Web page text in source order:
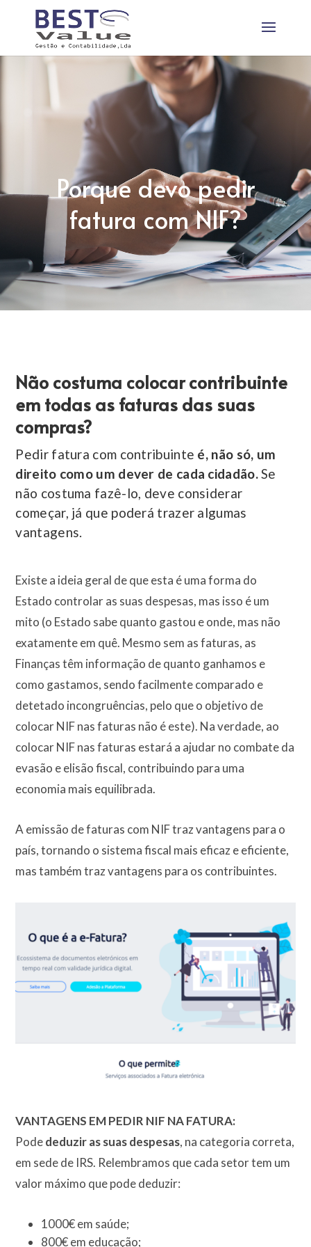
Porque devo pedir
fatura com NIF?
Não costuma colocar contribuinte
em todas as faturas das suas
compras?
Pedir fatura com contribuinte é, não só, um
direito como um dever de cada cidadão.Se
não costuma fazê-lo, deve considerar
começar, já que poderá trazer algumas
vantagens.
Existe a ideia geral de que esta é uma forma do
Estado controlar as suas despesas, mas isso é um
mito (o Estado sabe quanto gastou e onde, mas não
exatamente em quê. Mesmo sem as faturas, as
Finanças têm informação de quanto ganhamos e
como gastamos, sendo facilmente comparado e
detetado incongruências, pelo que o objetivo de
colocar NIF nas faturas não é este). Na verdade, ao
colocar NIF nas faturas estará a ajudar no combate da
evasão e elisão fiscal, contribuindo para uma
economia mais equilibrada.
A emissão de faturas com NIF traz vantagens para o
país, tornando o sistema fiscal mais eficaz e eficiente,
mas também traz vantagens para os contribuintes.
VANTAGENS EM PEDIR NIF NA FATURA:
Podededuzir as suas despesas, na categoria correta,
em sede de IRS. Relembramos que cada setor tem um
valor máximo que pode deduzir:
1000€ em saúde;
800€ em educação;